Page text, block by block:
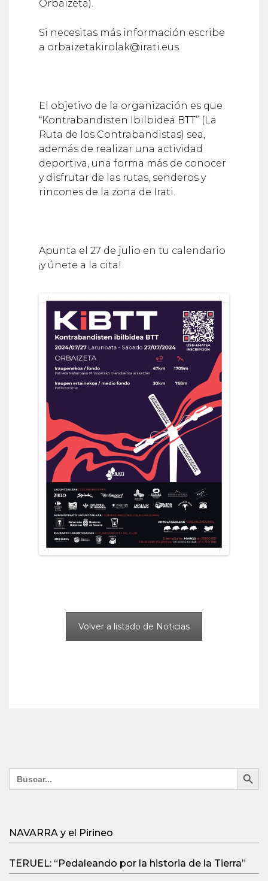
Orbaizeta).
Si necesitas más información escribe
a orbaizetakirolak@irati.eus
El objetivo de la organización es que
“Kontrabandisten Ibilbidea BTT” (La
Ruta de los Contrabandistas) sea,
además de realizar una actividad
deportiva, una forma más de conocer
y disfrutar de las rutas, senderos y
rincones de la zona de Irati.
Apunta el 27 de julio en tu calendario
¡y únete a la cita!
Volver a listado de Noticias
Search
for:
Search Button
NAVARRA y el Pirineo
TERUEL: “Pedaleando por la historia de la Tierra”